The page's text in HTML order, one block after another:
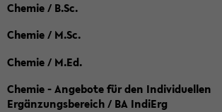
Chemie / B.Sc.
Chemie / M.Sc.
Chemie / M.Ed.
Chemie - Angebote für den Individuellen
Ergänzungsbereich / BA IndiErg